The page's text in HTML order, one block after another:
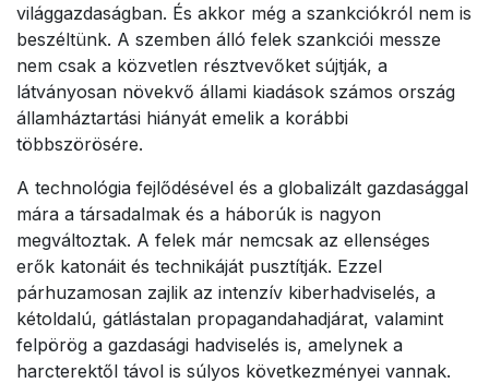
világgazdaságban. És akkor még a szankciókról nem is
beszéltünk. A szemben álló felek szankciói messze
nem csak a közvetlen résztvevőket sújtják, a
látványosan növekvő állami kiadások számos ország
államháztartási hiányát emelik a korábbi
többszörösére.
A technológia fejlődésével és a globalizált gazdasággal
mára a társadalmak és a háborúk is nagyon
megváltoztak. A felek már nemcsak az ellenséges
erők katonáit és technikáját pusztítják. Ezzel
párhuzamosan zajlik az intenzív kiberhadviselés, a
kétoldalú, gátlástalan propagandahadjárat, valamint
felpörög a gazdasági hadviselés is, amelynek a
harcterektől távol is súlyos következményei vannak.